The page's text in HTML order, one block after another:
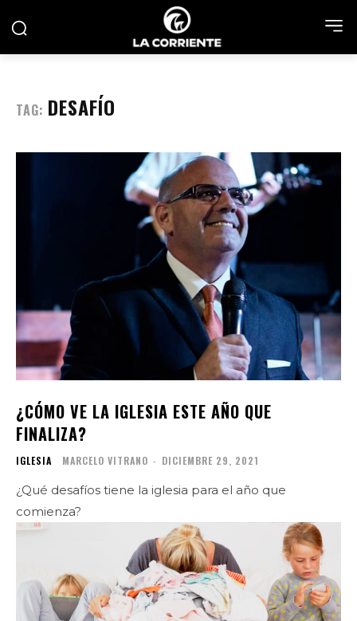
TAG: DESAFÍO
¿CÓMO VE LA IGLESIA ESTE AÑO QUE
FINALIZA?
IGLESIA MARCELO VITRANO - DICIEMBRE 29, 2021
¿Qué desafíos tiene la iglesia para el año que
comienza?